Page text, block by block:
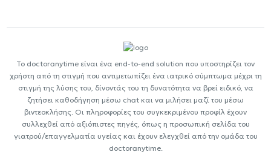
Το doctoranytime είναι ένα end-to-end solution που υποστηρίζει τον
χρήστη από τη στιγμή που αντιμετωπίζει ένα ιατρικό σύμπτωμα μέχρι τη
στιγμή της λύσης του, δίνοντάς του τη δυνατότητα να βρεί ειδικό, να
ζητήσει καθοδήγηση μέσω chat και να μιλήσει μαζί του μέσω
βιντεοκλήσης. Οι πληροφορίες του συγκεκριμένου προφίλ έχουν
συλλεχθεί από αξιόπιστες πηγές, όπως η προσωπική σελίδα του
γιατρού/επαγγελματία υγείας και έχουν ελεγχθεί από την ομάδα του
doctoranytime.